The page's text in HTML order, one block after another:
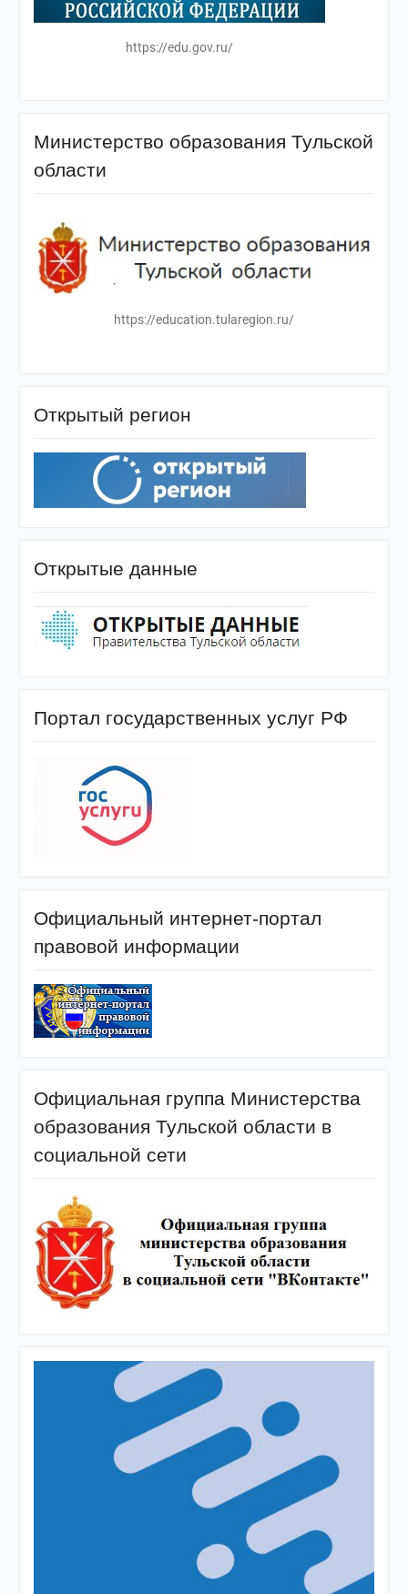
https://edu.gov.ru/
Министерство образования Тульской
области
https://education.tularegion.ru/
Открытый регион
Открытые данные
Портал государственных услуг РФ
Официальный интернет-портал
правовой информации
Официальная группа Министерства
образования Тульской области в
социальной сети